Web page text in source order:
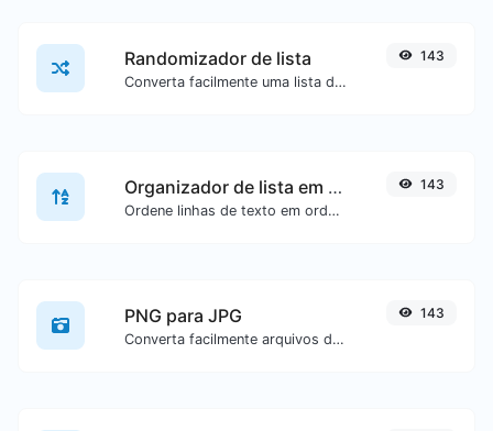
Randomizador de lista
Converta facilmente uma lista de texto em uma lista aleatória.
143
Organizador de lista em ordem alfabética
Ordene linhas de texto em ordem alfabética (A-Z ou Z-A) com facilidade.
143
PNG para JPG
Converta facilmente arquivos de imagem PNG para JPG.
143